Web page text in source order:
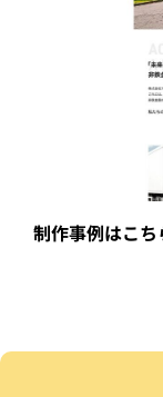
制作事例はこち